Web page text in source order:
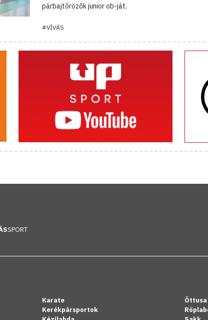
párbajtőrözők junior ob-ját.
#VÍVÁS
SPORT
Karate
Kerékpársportok
Öttusa